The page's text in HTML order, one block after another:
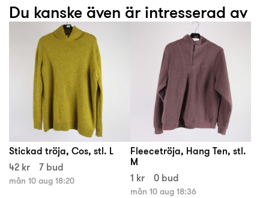
Du kanske även är intresserad av
Stickad tröja, Cos, stl. L
42 kr
7 bud
mån 10 aug 18:20
Fleecetröja, Hang Ten, stl.
M
1 kr
0 bud
mån 10 aug 18:36